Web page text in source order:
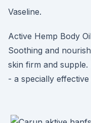
Vaseline.
Active Hemp Body
Soothing and
skin firm and
- a specially effective